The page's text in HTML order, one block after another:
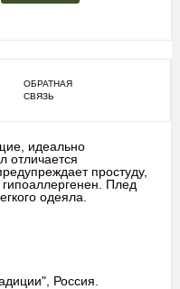
ОБРАТНАЯ
СВЯЗЬ
идеально
отличается
простуду,
ипоаллергенен
Плед
одеяла
Россия.